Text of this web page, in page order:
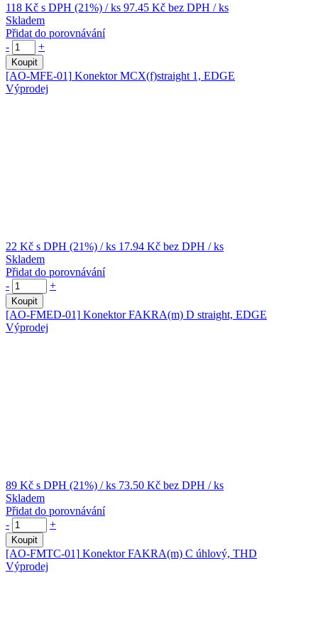
118 Kč s DPH (21%) / ks 97.45 Kč bez DPH / ks
Skladem
Přidat do porovnávání
-
+
Koupit
[AO-MFE-01] Konektor MCX(f)straight 1, EDGE
Výprodej
22 Kč s DPH (21%) / ks 17.94 Kč bez DPH / ks
Skladem
Přidat do porovnávání
-
+
Koupit
[AO-FMED-01] Konektor FAKRA(m) D straight, EDGE
Výprodej
89 Kč s DPH (21%) / ks 73.50 Kč bez DPH / ks
Skladem
Přidat do porovnávání
-
+
Koupit
[AO-FMTC-01] Konektor FAKRA(m) C úhlový, THD
Výprodej